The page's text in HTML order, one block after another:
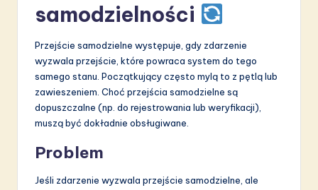
samodzielności
Przejście samodzielne występuje, gdy zdarzenie
wyzwala przejście, które powraca system do tego
samego stanu. Początkujący często mylą to z pętlą lub
zawieszeniem. Choć przejścia samodzielne są
dopuszczalne (np. do rejestrowania lub weryfikacji),
muszą być dokładnie obsługiwane.
Problem
Jeśli zdarzenie wyzwala przejście samodzielne, ale